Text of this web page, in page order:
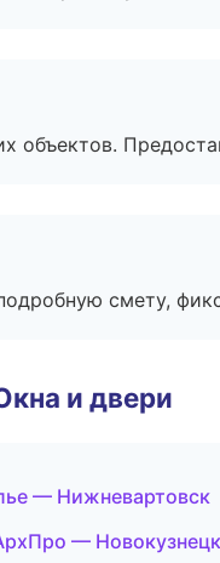
объектов.
смету,
и двери
— Нижневартовск
— Новокузнецк